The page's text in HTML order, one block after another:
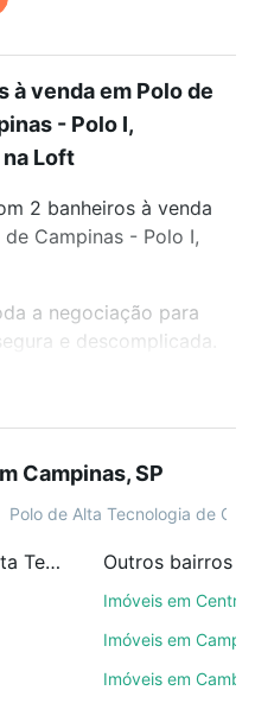
à venda em Polo de
- Polo I,
Loft
2 banheiros à venda
Campinas - Polo I,
a negociação para
e descomplicada.
vai encontrar a
banheiros à venda em
seu sonho. Agende
videochamada, é grátis,
te ajudando na
para pesquisar por
Campinas, SP
Polo de Alta Tecnologia de
Mais imóveis em Polo de Alta Tecnologia de Campinas - Polo I Outros bairros
Imóveis em Centro
Imóveis em
Imóveis em Cambuí